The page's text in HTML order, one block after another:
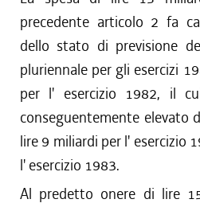
precedente articolo 2 fa
dello stato di previsione
pluriennale per gli esercizi
per l' esercizio 1982, il
conseguentemente elevato
lire 9 miliardi per l' esercizio
l' esercizio 1983.
Al predetto onere di lire